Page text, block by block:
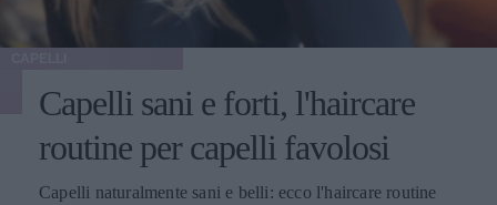
Capelli sani e forti, l'haircare
routine per capelli favolosi
Capelli naturalmente sani e belli: ecco l'haircare routine